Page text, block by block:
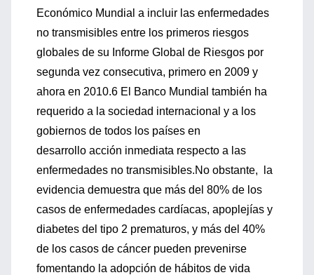
Económico Mundial a incluir las enfermedades
no transmisibles entre los primeros riesgos
globales de su Informe Global de Riesgos por
segunda vez consecutiva, primero en 2009 y
ahora en 2010.6 El Banco Mundial también ha
requerido a la sociedad internacional y a los
gobiernos de todos los países en
desarrollo acción inmediata respecto a las
enfermedades no transmisibles.No obstante, la
evidencia demuestra que más del 80% de los
casos de enfermedades cardíacas, apoplejías y
diabetes del tipo 2 prematuros, y más del 40%
de los casos de cáncer pueden prevenirse
fomentando la adopción de hábitos de vida